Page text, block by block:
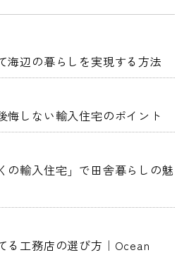
海辺の暮らしを実現する方法
悔しない輸入住宅のポイント
の輸入住宅」で田舎暮らしの魅
る工務店の選び方｜Ocean